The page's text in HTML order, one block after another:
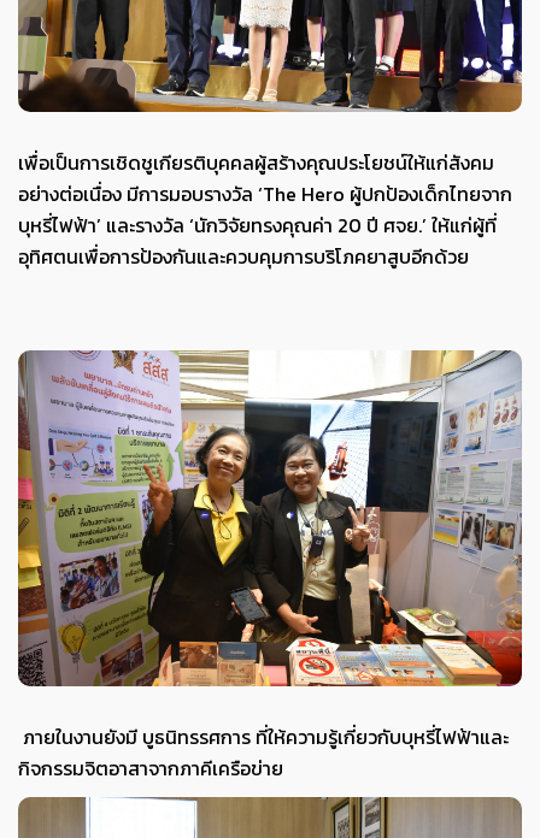
เพื่อเป็นการเชิดชูเกียรติบุคคลผู้สร้างคุณประโยชน์ให้แก่สังคม
อย่างต่อเนื่อง มีการมอบรางวัล ‘The Hero ผู้ปกป้องเด็กไทยจาก
บุหรี่ไฟฟ้า’ และรางวัล ‘นักวิจัยทรงคุณค่า 20 ปี ศจย.’ ให้แก่ผู้ที่
อุทิศตนเพื่อการป้องกันและควบคุมการบริโภคยาสูบอีกด้วย
ภายในงานยังมี บูธนิทรรศการ ที่ให้ความรู้เกี่ยวกับบุหรี่ไฟฟ้าและ
กิจกรรมจิตอาสาจากภาคีเครือข่าย